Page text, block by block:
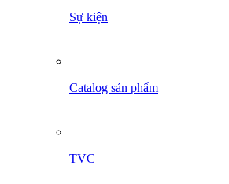
Sự kiện
Catalog sản phẩm
TVC